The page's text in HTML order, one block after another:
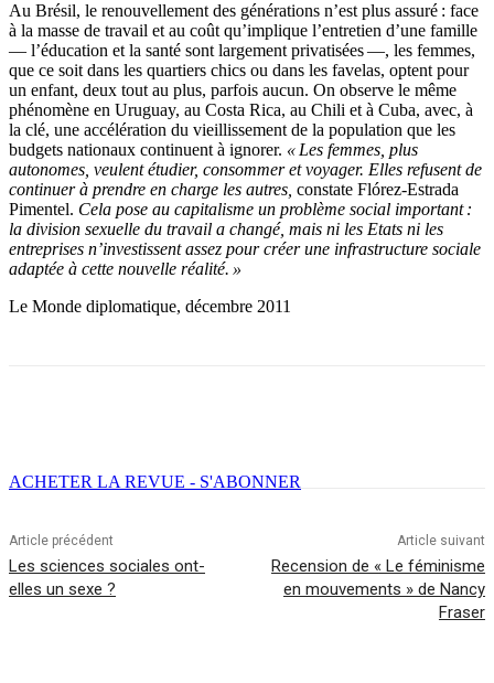
Au Brésil, le renouvellement des générations n’est plus assuré : face
à la masse de travail et au coût qu’implique l’entretien d’une famille
— l’éducation et la santé sont largement privatisées —, les femmes,
que ce soit dans les quartiers chics ou dans les favelas, optent pour
un enfant, deux tout au plus, parfois aucun. On observe le même
phénomène en Uruguay, au Costa Rica, au Chili et à Cuba, avec, à
la clé, une accélération du vieillissement de la population que les
budgets nationaux continuent à ignorer. « Les femmes, plus
autonomes, veulent étudier, consommer et voyager. Elles refusent de
continuer à prendre en charge les autres, constate Flórez-Estrada
Pimentel. Cela pose au capitalisme un problème social important :
la division sexuelle du travail a changé, mais ni les Etats ni les
entreprises n’investissent assez pour créer une infrastructure sociale
adaptée à cette nouvelle réalité. »
Le Monde diplomatique, décembre 2011
ACHETER LA REVUE - S'ABONNER
Article précédent
Les sciences sociales ont-
elles un sexe ?
Article suivant
Recension de « Le féminisme
en mouvements » de Nancy
Fraser